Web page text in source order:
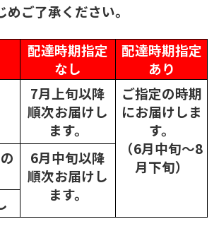
ご了承ください。
配達時期指定
なし
配達時期指定
あり
7月上旬以降
順次お届けし
ます。
ご指定の時期
にお届けしま
す。
（6月中旬～8
月下旬）
6月中旬以降
順次お届けし
ます。